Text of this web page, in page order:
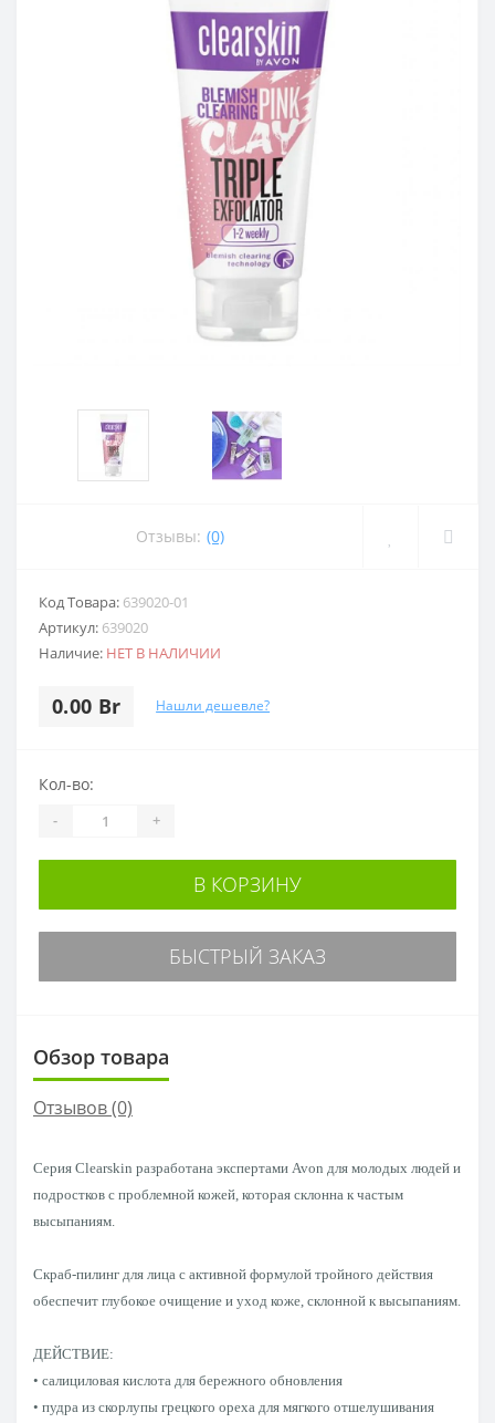
Отзывы: (0)
Код Товара: 639020-01
Артикул: 639020
Наличие: НЕТ В НАЛИЧИИ
0.00 Br Нашли дешевле?
Кол-во:
- +
В КОРЗИНУ
БЫСТРЫЙ ЗАКАЗ
Обзор товара
Отзывов (0)
Серия Clearskin разработана экспертами Avon для молодых людей и
подростков с проблемной кожей, которая склонна к частым
высыпаниям.
Скраб-пилинг для лица с активной формулой тройного действия
обеспечит глубокое очищение и уход коже, склонной к высыпаниям.
ДЕЙСТВИЕ:
• салициловая кислота для бережного обновления
• пудра из скорлупы грецкого ореха для мягкого отшелушивания